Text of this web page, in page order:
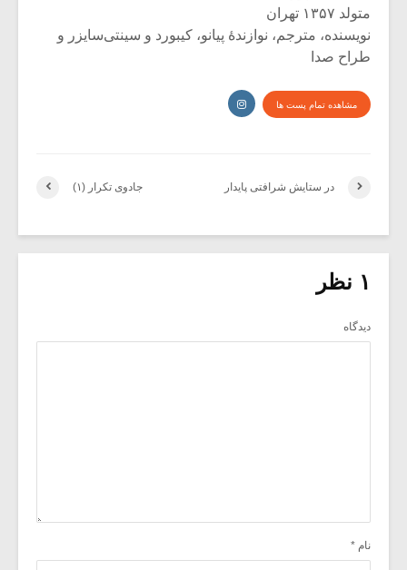
متولد ۱۳۵۷ تهران
نویسنده، مترجم، نوازندۀ پیانو، کیبورد و سینتی‌سایزر و
طراح صدا
مشاهده تمام پست ها
جادوی تکرار (۱) در ستایش شرافتی پایدار
۱ نظر
دیدگاه
نام *